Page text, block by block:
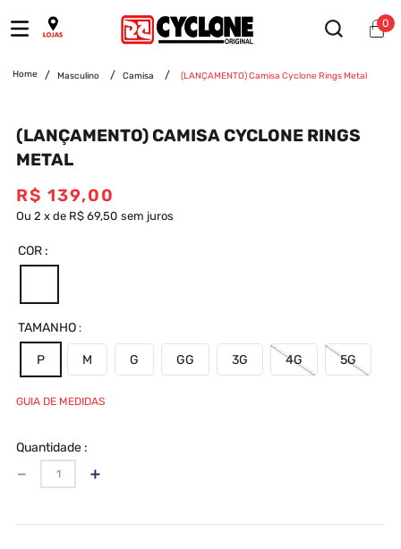
0
Masculino Camisa (LANÇAMENTO) Camisa Cyclone Rings Metal
(LANÇAMENTO) CAMISA CYCLONE RINGS
METAL
R$ 139,00
Ou 2 x de R$ 69,50 sem juros
COR
TAMANHO
P M G GG 3G 4G 5G
GUIA DE MEDIDAS
Quantidade
＋
－